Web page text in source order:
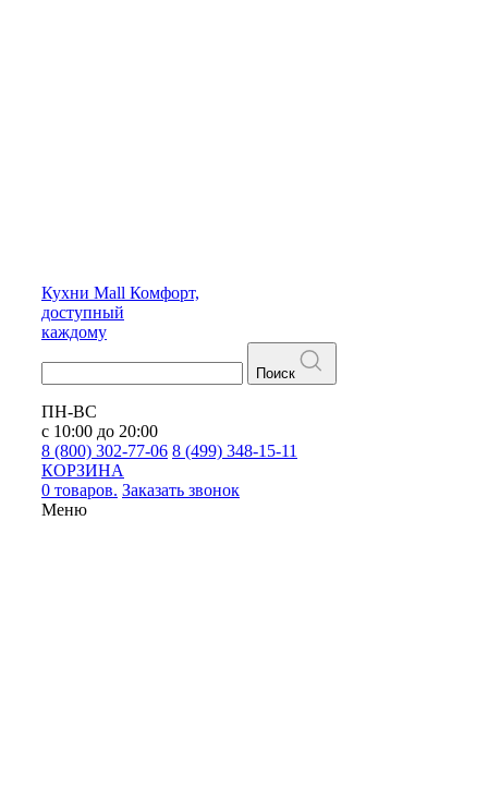
Кухни Mall Комфорт,
доступный
каждому
Поиск
ПН-ВС
с 10:00 до 20:00
8 (800) 302-77-06 8 (499) 348-15-11
КОРЗИНА
0 товаров. Заказать звонок
Меню